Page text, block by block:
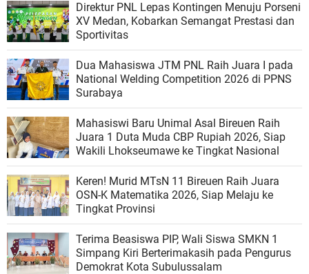
Direktur PNL Lepas Kontingen Menuju Porseni
XV Medan, Kobarkan Semangat Prestasi dan
Sportivitas
Dua Mahasiswa JTM PNL Raih Juara I pada
National Welding Competition 2026 di PPNS
Surabaya
Mahasiswi Baru Unimal Asal Bireuen Raih
Juara 1 Duta Muda CBP Rupiah 2026, Siap
Wakili Lhokseumawe ke Tingkat Nasional
Keren! Murid MTsN 11 Bireuen Raih Juara
OSN-K Matematika 2026, Siap Melaju ke
Tingkat Provinsi
Terima Beasiswa PIP, Wali Siswa SMKN 1
Simpang Kiri Berterimakasih pada Pengurus
Demokrat Kota Subulussalam